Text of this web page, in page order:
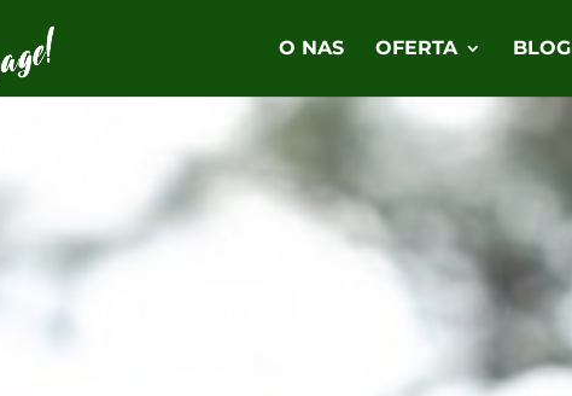
O NAS OFERTA BLOG